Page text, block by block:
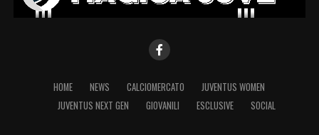
HOME NEWS CALCIOMERCATO
JUVENTUS WOMEN
JUVENTUS NEXT GEN
GIOVANILI ESCLUSIVE SOCIAL